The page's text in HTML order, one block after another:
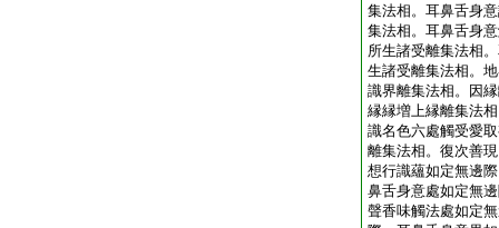
集法相。耳鼻舌身
集法相。耳鼻舌身
所生諸受離集法相
生諸受離集法相。
識界離集法相。因
縁縁増上縁離集法
識名色六處觸受愛
離集法相。復次善
想行識蘊如定無邊
鼻舌身意處如定無
聲香味觸法處如定